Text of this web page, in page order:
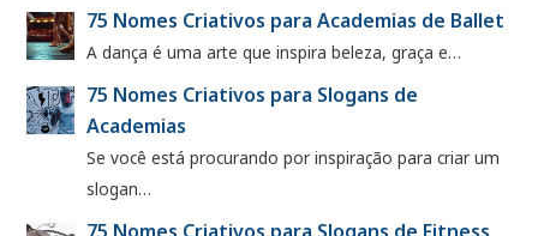
75 Nomes Criativos para Academias de Ballet
A dança é uma arte que inspira beleza, graça e…
75 Nomes Criativos para Slogans de
Academias
Se você está procurando por inspiração para criar um
slogan…